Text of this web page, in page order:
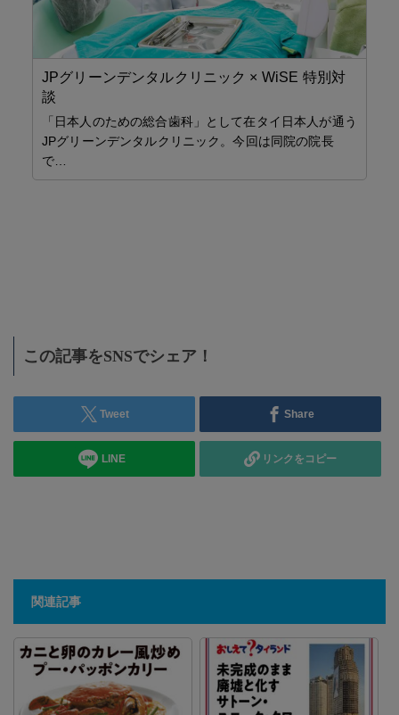
JPグリーンデンタルクリニック × WiSE 特別対
談
「日本人のための総合歯科」として在タイ日本人が通う
JPグリーンデンタルクリニック。今回は同院の院長
で…
この記事をSNSでシェア！
Tweet Share
LINE リンクをコピー
関連記事